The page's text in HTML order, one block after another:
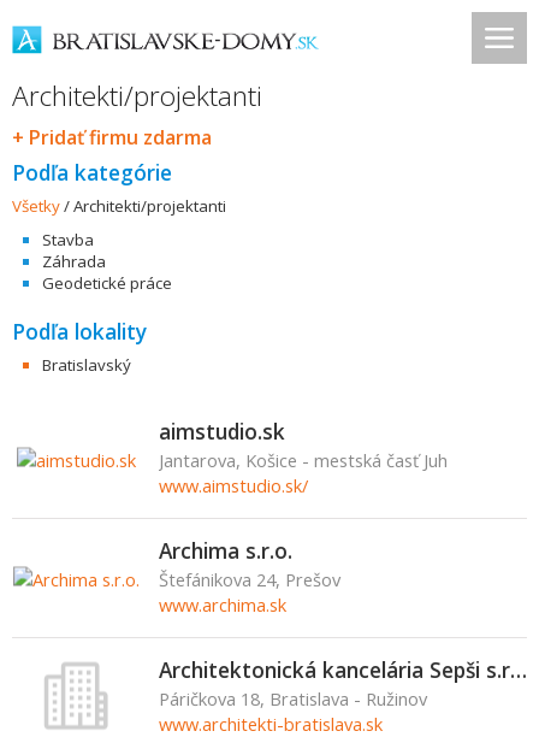
Architekti/projektanti
+ Pridať firmu zdarma
Podľa kategórie
Všetky/Architekti/projektanti
Stavba
Záhrada
Geodetické práce
Podľa lokality
Bratislavský
aimstudio.sk
Jantarova, Košice - mestská časť Juh
www.aimstudio.sk/
Archima s.r.o.
Štefánikova 24, Prešov
www.archima.sk
Architektonická kancelária Sepši s.r.o.
Páričkova 18, Bratislava - Ružinov
www.architekti-bratislava.sk